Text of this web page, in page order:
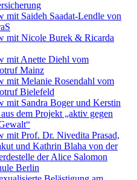
mit Saideh Saadat-Lendle von
mit Nicole Burek & Ricarda
mit Anette Diehl vom
Mainz
mit Melanie Rosendahl vom
Bielefeld
mit Sandra Boger und Kerstin
dem Projekt „aktiv gegen
mit Prof. Dr. Nivedita Prasad,
und Kathrin Blaha von der
der Alice Salomon
Berlin